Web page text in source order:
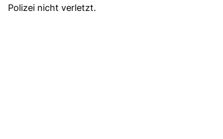
Polizei nicht verletzt.